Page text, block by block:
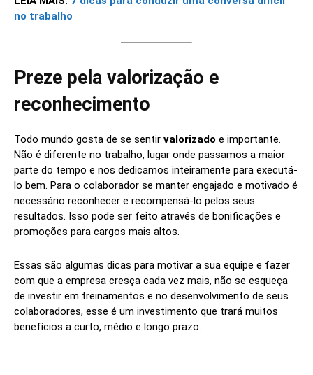
no trabalho
Preze pela valorização e
reconhecimento
Todo mundo gosta de se sentir valorizado e importante.
Não é diferente no trabalho, lugar onde passamos a maior
parte do tempo e nos dedicamos inteiramente para executá-
lo bem. Para o colaborador se manter engajado e motivado é
necessário reconhecer e recompensá-lo pelos seus
resultados. Isso pode ser feito através de bonificações e
promoções para cargos mais altos.
Essas são algumas dicas para motivar a sua equipe e fazer
com que a empresa cresça cada vez mais, não se esqueça
de investir em treinamentos e no desenvolvimento de seus
colaboradores, esse é um investimento que trará muitos
benefícios a curto, médio e longo prazo.